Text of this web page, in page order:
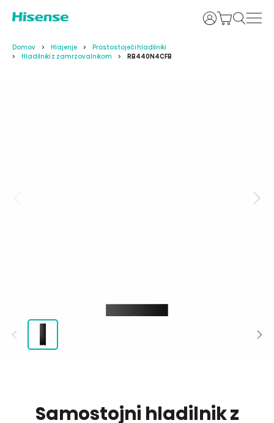
Prijava
Domov Hlajenje
Prostostoječi hladilniki
Hladilniki z zamrzovalnikom
RB440N4CFB
Samostojni hladilnik z